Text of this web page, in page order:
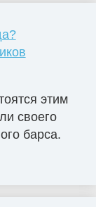
этим
своего
барса.